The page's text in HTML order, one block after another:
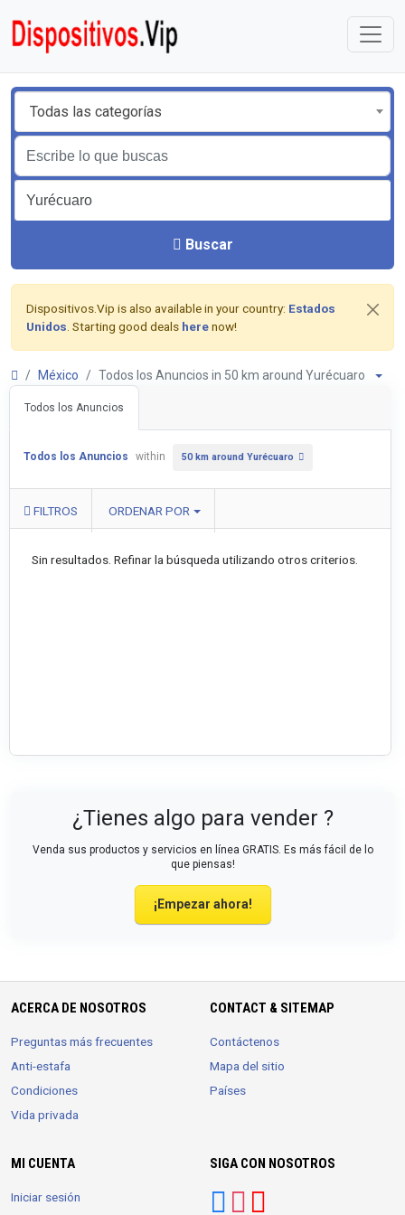
Todas las categorías
Buscar
Dispositivos.Vip is also available in your country: Estados
Unidos . Starting good deals herenow!
México Todos los Anuncios in 50 km around Yurécuaro
Todos los Anuncios
Todos los Anuncios within 50 km around Yurécuaro
FILTROS ORDENAR POR
Sin resultados. Refinar la búsqueda utilizando otros criterios.
¿Tienes algo para vender ?
Venda sus productos y servicios en línea GRATIS. Es más fácil de lo
que piensas!
¡Empezar ahora!
ACERCA DE NOSOTROS
Preguntas más frecuentes
Anti-estafa
Condiciones
Vida privada
CONTACT & SITEMAP
Contáctenos
Mapa del sitio
Países
MI CUENTA
Iniciar sesión
SIGA CON NOSOTROS